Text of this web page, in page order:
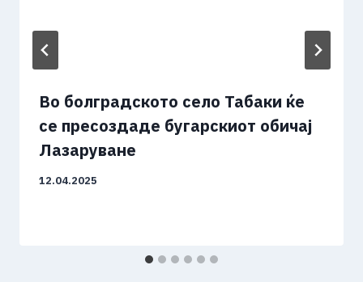
Во болградското село Табаки ќе
се пресоздаде бугарскиот обичај
Лазаруване
12.04.2025